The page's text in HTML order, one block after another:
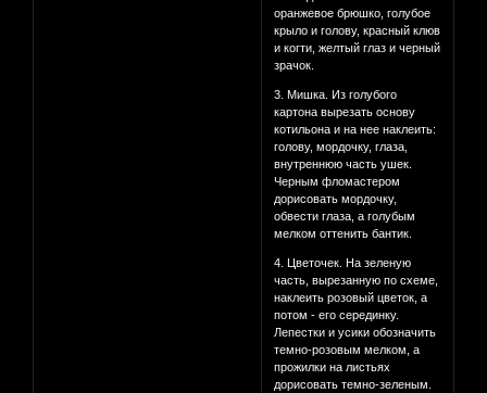
оранжевое брюшко, голубое
крыло и голову, красный клюв
и когти, желтый глаз и черный
зрачок.
3. Мишка. Из голубого
картона вырезать основу
котильона и на нее наклеить:
голову, мордочку, глаза,
внутреннюю часть ушек.
Черным фломастером
дорисовать мордочку,
обвести глаза, а голубым
мелком оттенить бантик.
4. Цветочек. На зеленую
часть, вырезанную по схеме,
наклеить розовый цветок, а
потом - его серединку.
Лепестки и усики обозначить
темно-розовым мелком, а
прожилки на листьях
дорисовать темно-зеленым.